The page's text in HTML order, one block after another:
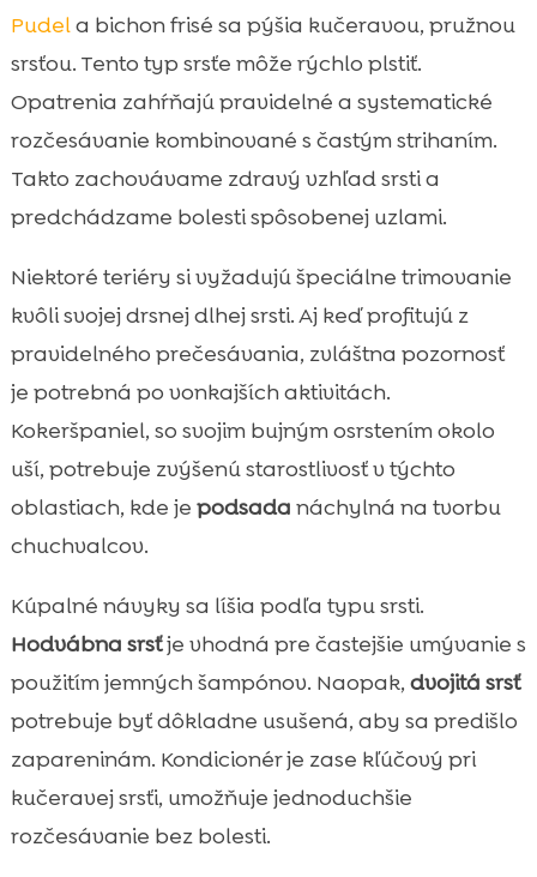
Pudela bichon frisé sa pýšia kučeravou, pružnou
srsťou. Tento typ srsťe môže rýchlo plstiť.
Opatrenia zahŕňajú pravidelné a systematické
rozčesávanie kombinované s častým strihaním.
Takto zachovávame zdravý vzhľad srsti a
predchádzame bolesti spôsobenej uzlami.
Niektoré teriéry si vyžadujú špeciálne trimovanie
kvôli svojej drsnej dlhej srsti. Aj keď profitujú z
pravidelného prečesávania, zvláštna pozornosť
je potrebná po vonkajších aktivitách.
Kokeršpaniel, so svojim bujným osrstením okolo
uší, potrebuje zvýšenú starostlivosť v týchto
oblastiach, kde je podsada náchylná na tvorbu
chuchvalcov.
Kúpalné návyky sa líšia podľa typu srsti.
Hodvábna srsťje vhodná pre častejšie umývanie s
použitím jemných šampónov. Naopak, dvojitá srsť
potrebuje byť dôkladne usušená, aby sa predišlo
zapareninám. Kondicionér je zase kľúčový pri
kučeravej srsťi, umožňuje jednoduchšie
rozčesávanie bez bolesti.